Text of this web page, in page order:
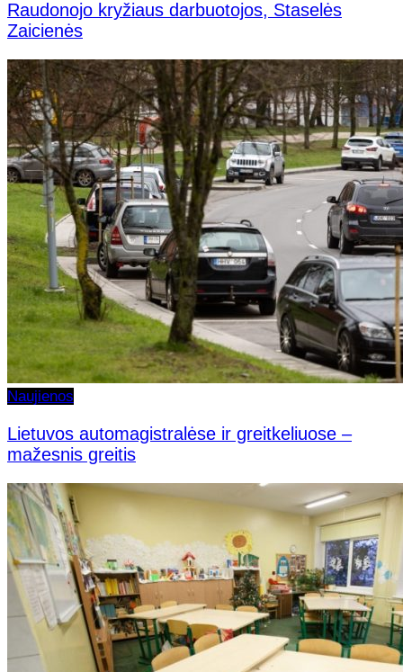
Raudonojo kryžiaus darbuotojos, Staselės
Zaicienės
Naujienos
Lietuvos automagistralėse ir greitkeliuose –
mažesnis greitis